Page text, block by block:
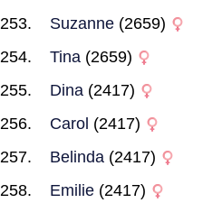
Suzanne (2659)
Tina (2659)
Dina (2417)
Carol (2417)
Belinda (2417)
Emilie (2417)